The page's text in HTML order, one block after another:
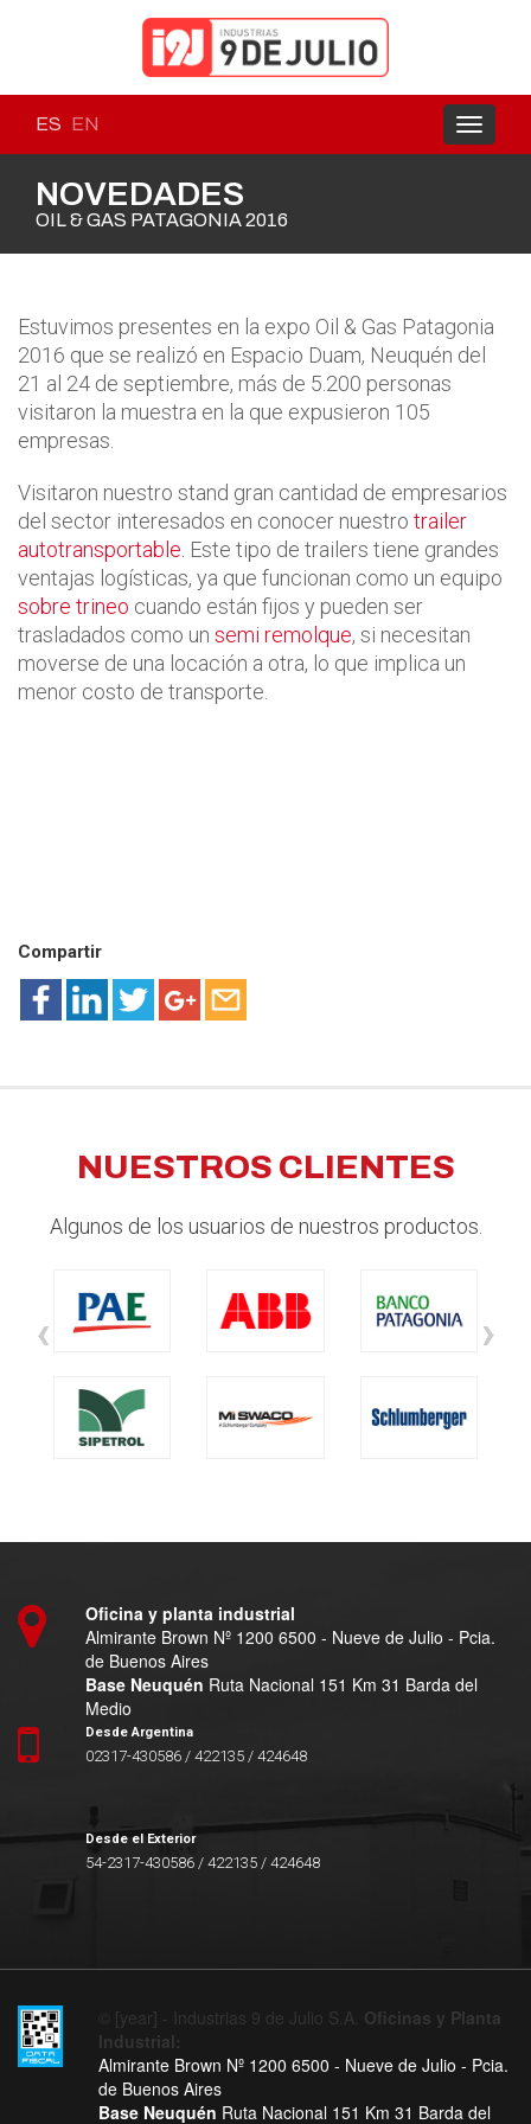
ES EN
Toggle
NOVEDADES
OIL & GAS PATAGONIA 2016
Estuvimos presentes en la expo Oil & Gas Patagonia
2016 que se realizó en Espacio Duam, Neuquén del
21 al 24 de septiembre, más de 5.200 personas
visitaron la muestra en la que expusieron 105
empresas.
Visitaron nuestro stand gran cantidad de empresarios
del sector interesados en conocer nuestro trailer
autotransportable . Este tipo de trailers tiene grandes
ventajas logísticas, ya que funcionan como un equipo
sobre trineo cuando están fijos y pueden ser
trasladados como un semi remolque, si necesitan
moverse de una locación a otra, lo que implica un
menor costo de transporte.
Compartir
NUESTROS CLIENTES
Algunos de los usuarios de nuestros productos.
‹ ›
Oficina y planta industrial
Almirante Brown Nº 1200 6500 - Nueve de Julio - Pcia.
de Buenos Aires
Base Neuquén Ruta Nacional 151 Km 31 Barda del
Medio
Desde Argentina
02317-430586 / 422135 / 424648
Desde el Exterior
54-2317-430586 / 422135 / 424648
© [year] - Industrias 9 de Julio S.A. Oficinas y Planta
Industrial:
Almirante Brown Nº 1200 6500 - Nueve de Julio - Pcia.
de Buenos Aires
Base Neuquén Ruta Nacional 151 Km 31 Barda del